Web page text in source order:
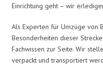
Einrichtung geht – wir
Als Experten für Umzüge von
Besonderheiten dieser
Fachwissen zur Seite. Wir
verpackt und transportiert